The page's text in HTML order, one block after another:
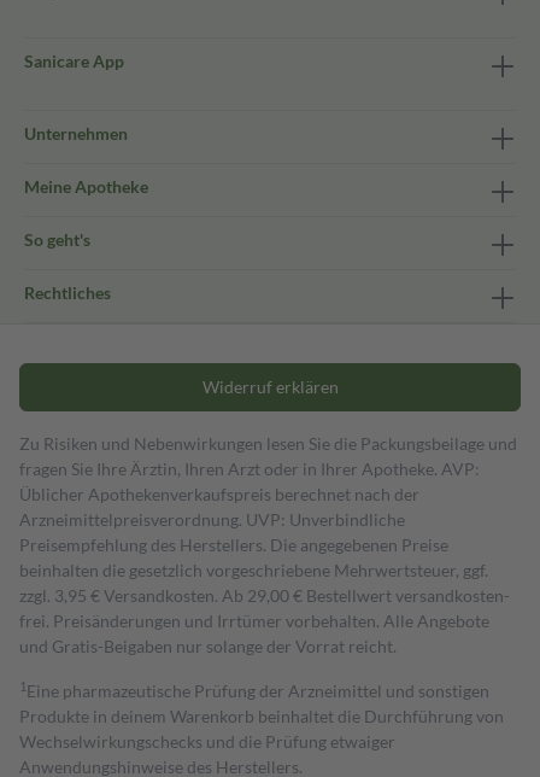
Sanicare App
Unternehmen
Meine Apotheke
So geht's
Rechtliches
Widerruf erklären
Zu Risiken und Nebenwirkungen lesen Sie die Packungsbeilage und
fragen Sie Ihre Ärztin, Ihren Arzt oder in Ihrer Apotheke. AVP:
Üblicher Apothekenverkaufspreis berechnet nach der
Arzneimittelpreisverordnung. UVP: Unverbindliche
Preisempfehlung des Herstellers. Die angegebenen Preise
beinhalten die gesetzlich vorgeschriebene Mehrwertsteuer, ggf.
zzgl. 3,95 € Versandkosten. Ab 29,00 € Bestell­wert versand­kosten­
frei. Preisänderungen und Irrtümer vorbehalten. Alle Angebote
und Gratis-Beigaben nur solange der Vorrat reicht.
1 Eine pharmazeutische Prüfung der Arzneimittel und sonstigen
Produkte in deinem Warenkorb beinhaltet die Durchführung von
Wechselwirkungschecks und die Prüfung etwaiger
Anwendungshinweise des Herstellers.